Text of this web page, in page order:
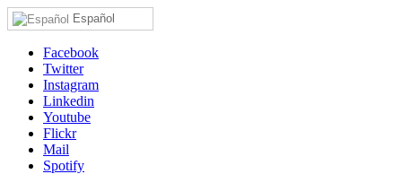
Español
Facebook
Twitter
Instagram
Linkedin
Youtube
Flickr
Mail
Spotify